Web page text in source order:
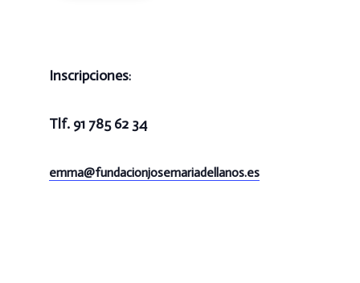
Inscripciones:
Tlf. 91 785 62 34
emma@fundacionjosemariadellanos.es